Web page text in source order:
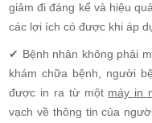
giảm đi đáng kể và hiệu
các lợi ích có được khi áp
✔ Bệnh nhân không phải
khám chữa bệnh, người
được in ra từ một máy in
vạch về thông tin của